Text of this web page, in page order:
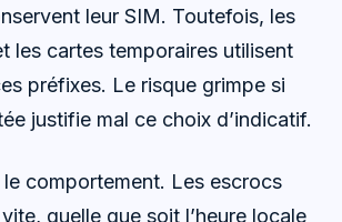
leur SIM. Toutefois, les
les cartes temporaires utilisent
préfixes. Le risque grimpe si
justifie mal ce choix d’indicatif.
comportement. Les escrocs
quelle que soit l’heure locale